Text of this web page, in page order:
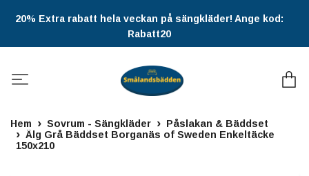
20% Extra rabatt hela veckan på sängkläder! Ange kod:
Rabatt20
Hem Sovrum - Sängkläder
Påslakan & Bäddset
Älg Grå Bäddset Borganäs of Sweden Enkeltäcke
150x210